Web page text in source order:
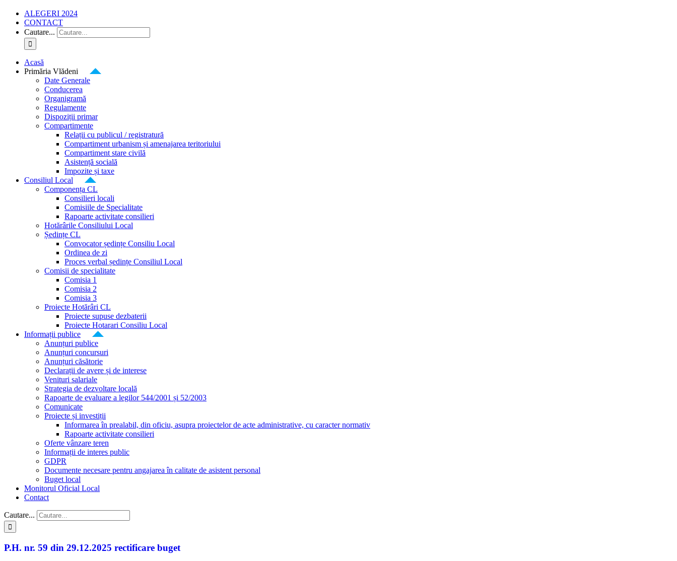
ALEGERI 2024
CONTACT
Cautare...
Acasă
Primăria Vlădeni
Date Generale
Conducerea
Organigramă
Regulamente
Dispoziții primar
Compartimente
Relații cu publicul / registratură
Compartiment urbanism și amenajarea teritoriului
Compartiment stare civilă
Asistență socială
Impozite și taxe
Consiliul Local
Componența CL
Consilieri locali
Comisiile de Specialitate
Rapoarte activitate consilieri
Hotărârile Consiliului Local
Ședințe CL
Convocator ședințe Consiliu Local
Ordinea de zi
Proces verbal ședințe Consiliul Local
Comisii de specialitate
Comisia 1
Comisia 2
Comisia 3
Proiecte Hotărâri CL
Proiecte supuse dezbaterii
Proiecte Hotarari Consiliu Local
Informații publice
Anunțuri publice
Anunțuri concursuri
Anunțuri căsătorie
Declarații de avere și de interese
Venituri salariale
Strategia de dezvoltare locală
Rapoarte de evaluare a legilor 544/2001 și 52/2003
Comunicate
Proiecte și investiții
Informarea în prealabil, din oficiu, asupra proiectelor de acte administrative, cu caracter normativ
Rapoarte activitate consilieri
Oferte vânzare teren
Informații de interes public
GDPR
Documente necesare pentru angajarea în calitate de asistent personal
Buget local
Monitorul Oficial Local
Contact
Cautare...
P.H. nr. 59 din 29.12.2025 rectificare buget